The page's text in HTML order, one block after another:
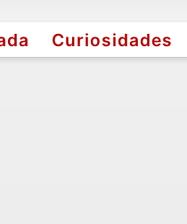
Curiosidades